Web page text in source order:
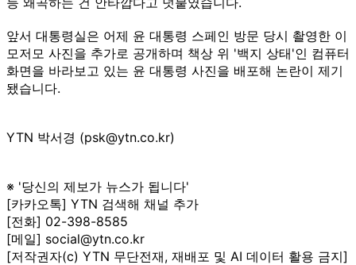
앞서 대통령실은 어제 윤 대통령 스페인 방문 당시 촬영한 이
모저모 사진을 추가로 공개하며 책상 위 '백지 상태'인 컴퓨터
화면을 바라보고 있는 윤 대통령 사진을 배포해 논란이 제기
됐습니다.
YTN 박서경 (psk@ytn.co.kr)
※ '당신의 제보가 뉴스가 됩니다'
[카카오톡] YTN 검색해 채널 추가
[전화] 02-398-8585
[메일] social@ytn.co.kr
[저작권자(c) YTN 무단전재, 재배포 및 AI 데이터 활용 금지]